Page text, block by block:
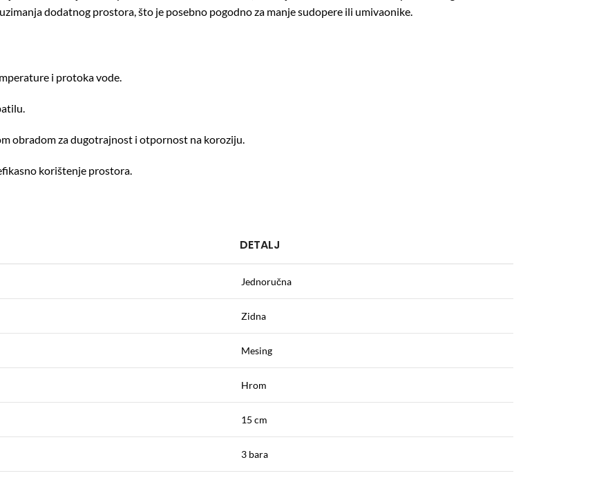
dodatnog prostora, što je posebno pogodno za manje sudopere ili umivaonike.
i protoka vode.
obradom za dugotrajnost i otpornost na koroziju.
korištenje prostora.
DETALJ
Jednoručna
Zidna
Mesing
Hrom
15 cm
3 bara